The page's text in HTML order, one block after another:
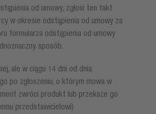
od umowy, zgłosi ten fakt
w okresie odstąpienia od umowy za
formularza odstąpienia od umowy
sposób.
ale w ciągu 14 dni od dnia
po zgłoszeniu, o którym mowa w
zwróci produkt lub przekaże go
przedstawicielowi)